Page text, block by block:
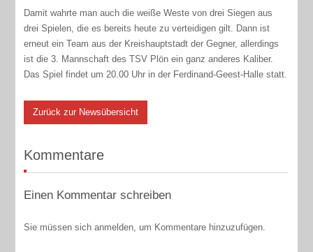
Damit wahrte man auch die weiße Weste von drei Siegen aus
drei Spielen, die es bereits heute zu verteidigen gilt. Dann ist
erneut ein Team aus der Kreishauptstadt der Gegner, allerdings
ist die 3. Mannschaft des TSV Plön ein ganz anderes Kaliber.
Das Spiel findet um 20.00 Uhr in der Ferdinand-Geest-Halle statt.
Zurück zur Newsübersicht
Kommentare
Einen Kommentar schreiben
Sie müssen sich anmelden, um Kommentare hinzuzufügen.